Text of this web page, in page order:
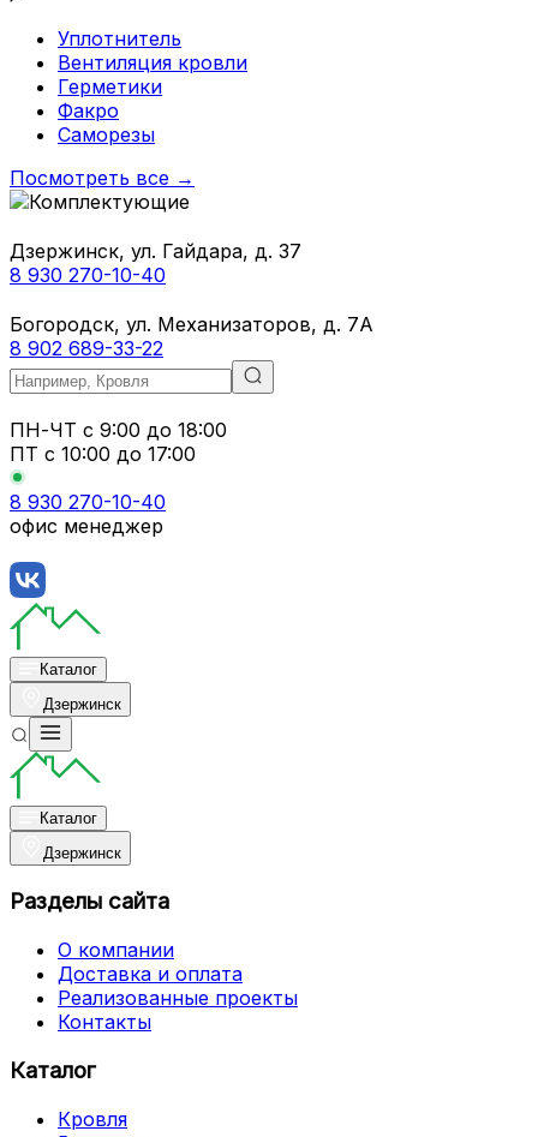
Уплотнитель
Вентиляция кровли
Герметики
Факро
Саморезы
Посмотреть все →
Дзержинск, ул. Гайдара, д. 37
8 930 270-10-40
Богородск, ул. Механизаторов, д. 7А
8 902 689-33-22
ПН-ЧТ с 9:00 до 18:00
ПТ с 10:00 до 17:00
8 930 270-10-40
офис менеджер
Каталог
Дзержинск
Каталог
Дзержинск
Разделы сайта
О компании
Доставка и оплата
Реализованные проекты
Контакты
Каталог
Кровля